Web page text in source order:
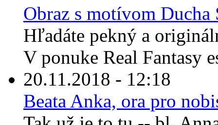
Obraz s motívom
Hľadáte pekný a
V ponuke Real Fantasy
20.11.2018 - 12:18
Beata Anka, ora pro